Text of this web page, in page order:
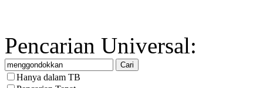
Pencarian Universal:
Hanya dalam TB